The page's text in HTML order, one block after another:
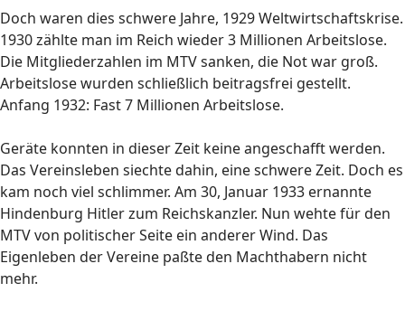
Doch waren dies schwere Jahre, 1929 Weltwirtschaftskrise.
1930 zählte man im Reich wieder 3 Millionen Arbeitslose.
Die Mitgliederzahlen im MTV sanken, die Not war groß.
Arbeitslose wurden schließlich beitragsfrei gestellt.
Anfang 1932: Fast 7 Millionen Arbeitslose.
Geräte konnten in dieser Zeit keine angeschafft werden.
Das Vereinsleben siechte dahin, eine schwere Zeit. Doch es
kam noch viel schlimmer. Am 30, Januar 1933 ernannte
Hindenburg Hitler zum Reichskanzler. Nun wehte für den
MTV von politischer Seite ein anderer Wind. Das
Eigenleben der Vereine paßte den Machthabern nicht
mehr.